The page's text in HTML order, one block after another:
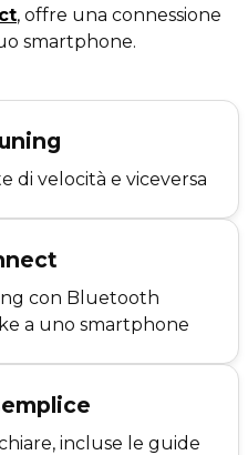
, offre una connessione
smartphone.
di velocità e viceversa
con Bluetooth
a uno smartphone
incluse le guide